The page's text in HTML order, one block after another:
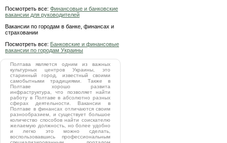
Посмотреть все: Финансовые и банковские
вакансии для руководителей
Вакансии по городам в банке, финансах и
страховании
Посмотреть все: Банковские и финансовые
вакансии по городам Украины
Полтава является одним из важных
культурных центров Украины, это
старинный город, известный своими
самобытными традициями. Также в
Полтаве хорошо развита
инфраструктура, что позволяет найти
работу в Полтаве в абсолютно разных
сферах деятельности. Вакансии в
Полтаве в финансах отличаются своим
разнообразием, и существует большое
количество способов найти соискателю
желаемую должность, но более удобно
и легко это можно сделать,
воспользовавшись профессиональным